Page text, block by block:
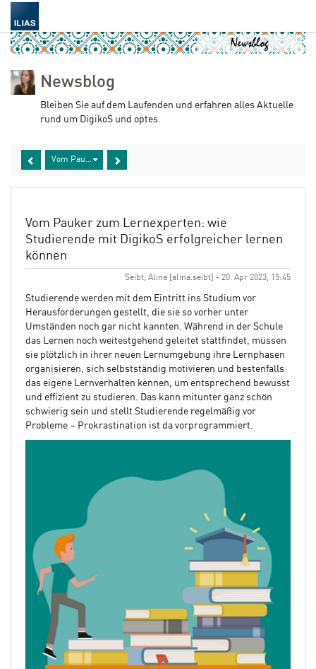
Newsblog
Bleiben Sie auf dem Laufenden und erfahren alles Aktuelle
rund um DigikoS und optes.
Vom Pauker zum Lernexperten: wie Studierende mit DigikoS
Vom Pauker zum Lernexperten: wie
Studierende mit DigikoS erfolgreicher lernen
können
Seibt, Alina [alina.seibt] - 20. Apr 2023, 15:45
Studierende werden mit dem Eintritt ins Studium vor
Herausforderungen gestellt, die sie so vorher unter
Umständen noch gar nicht kannten. Während in der Schule
das Lernen noch weitestgehend geleitet stattfindet, müssen
sie plötzlich in ihrer neuen Lernumgebung ihre Lernphasen
organisieren, sich selbstständig motivieren und bestenfalls
das eigene Lernverhalten kennen, um entsprechend bewusst
und effizient zu studieren. Das kann mitunter ganz schön
schwierig sein und stellt Studierende regelmäßig vor
Probleme – Prokrastination ist da vorprogrammiert.